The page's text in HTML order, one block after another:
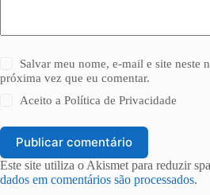
Salvar meu nome, e-mail e site neste
próxima vez que eu comentar.
Aceito aPolítica de Privacidade
Publicar comentário
Este site utiliza o Akismet para reduzir
dados em comentários são processados.